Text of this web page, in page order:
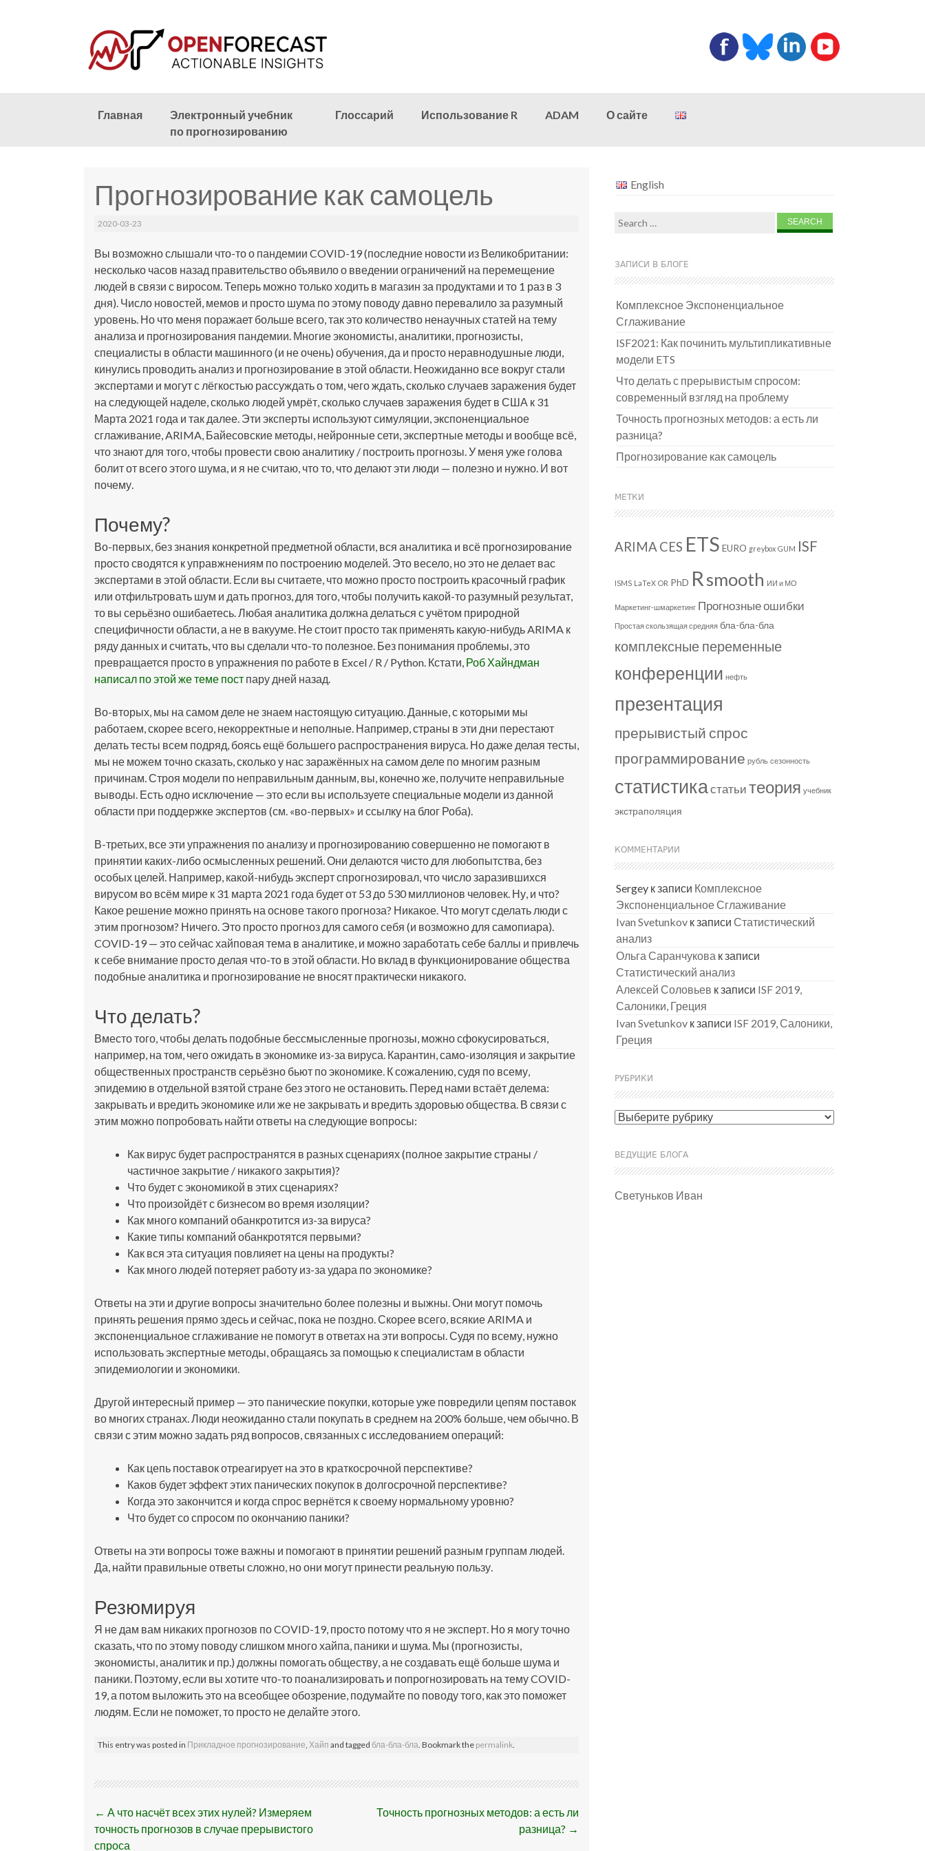
Skip
Главная
Электронный учебник
по прогнозированию
Глоссарий Использование R ADAM О сайте
Прогнозирование как самоцель
2020-03-23
Вы возможно слышали что-то о пандемии COVID-19 (последние новости из Великобритании:
несколько часов назад правительство объявило о введении ограничений на перемещение
людей в связи с виросом. Теперь можно только ходить в магазин за продуктами и то 1 раз в 3
дня). Число новостей, мемов и просто шума по этому поводу давно перевалило за разумный
уровень. Но что меня поражает больше всего, так это количество ненаучных статей на тему
анализа и прогнозирования пандемии. Многие экономисты, аналитики, прогнозисты,
специалисты в области машинного (и не очень) обучения, да и просто неравнодушные люди,
кинулись проводить анализ и прогнозирование в этой области. Неожиданно все вокруг стали
экспертами и могут с лёгкостью рассуждать о том, чего ждать, сколько случаев заражения будет
на следующей наделе, сколько людей умрёт, сколько случаев заражения будет в США к 31
Марта 2021 года и так далее. Эти эксперты используют симуляции, экспоненциальное
сглаживание, ARIMA, Байесовские методы, нейронные сети, экспертные методы и вообще всё,
что знают для того, чтобы провести свою аналитику / построить прогнозы. У меня уже голова
болит от всего этого шума, и я не считаю, что то, что делают эти люди — полезно и нужно. И вот
почему.
Почему?
Во-первых, без знания конкретной предметной области, вся аналитика и всё прогнозирование
просто сводятся к управжнениям по построению моделей. Это весело, но это не делает вас
экспертами в этой области. Если вы считаете, что можно просто построить красочный график
или отфильтровать шум и дать прогноз, для того, чтобы получить какой-то разумный результат,
то вы серьёзно ошибаетесь. Любая аналитика должна делаться с учётом природной
специфичности области, а не в вакууме. Не стоит просто так применять какую-нибудь ARIMA к
ряду данных и считать, что вы сделали что-то полезное. Без понимания проблемы, это
превращается просто в упражнения по работе в Excel / R / Python. Кстати, Роб Хайндман
написал по этой же теме пост пару дней назад.
Во-вторых, мы на самом деле не знаем настоящую ситуацию. Данные, с которыми мы
работаем, скорее всего, некорректные и неполные. Например, страны в эти дни перестают
делать тесты всем подряд, боясь ещё большего распространения вируса. Но даже делая тесты,
мы не можем точно сказать, сколько у нас заражённых на самом деле по многим разным
причинам. Строя модели по неправильным данным, вы, конечно же, получите неправильные
выводы. Есть одно исключение — это если вы используете специальные модели из данной
области при поддержке экспертов (см. «во-первых» и ссылку на блог Роба).
В-третьих, все эти упражнения по анализу и прогнозированию совершенно не помогают в
принятии каких-либо осмысленных решений. Они делаются чисто для любопытства, без
особых целей. Например, какой-нибудь эксперт спрогнозировал, что число заразившихся
вирусом во всём мире к 31 марта 2021 года будет от 53 до 530 миллионов человек. Ну, и что?
Какое решение можно принять на основе такого прогноза? Никакое. Что могут сделать люди с
этим прогнозом? Ничего. Это просто прогноз для самого себя (и возможно для самопиара).
COVID-19 — это сейчас хайповая тема в аналитике, и можно заработать себе баллы и привлечь
к себе внимание просто делая что-то в этой области. Но вклад в функционирование общества
подобные аналитика и прогнозирование не вносят практически никакого.
Что делать?
Вместо того, чтобы делать подобные бессмысленные прогнозы, можно сфокусироваться,
например, на том, чего ожидать в экономике из-за вируса. Карантин, само-изоляция и закрытие
общественных пространств серьёзно бьют по экономике. К сожалению, судя по всему,
эпидемию в отдельной взятой стране без этого не остановить. Перед нами встаёт делема:
закрывать и вредить экономике или же не закрывать и вредить здоровью общества. В связи с
этим можно попробовать найти ответы на следующие вопросы:
Как вирус будет распространятся в разных сценариях (полное закрытие страны /
частичное закрытие / никакого закрытия)?
Что будет с экономикой в этих сценариях?
Что произойдёт с бизнесом во время изоляции?
Как много компаний обанкротится из-за вируса?
Какие типы компаний обанкротятся первыми?
Как вся эта ситуация повлияет на цены на продукты?
Как много людей потеряет работу из-за удара по экономике?
Ответы на эти и другие вопросы значительно более полезны и выжны. Они могут помочь
принять решения прямо здесь и сейчас, пока не поздно. Скорее всего, всякие ARIMA и
экспоненциальное сглаживание не помогут в ответах на эти вопросы. Судя по всему, нужно
использовать экспертные методы, обращаясь за помощью к специалистам в области
эпидемиологии и экономики.
Другой интересный пример — это панические покупки, которые уже повредили цепям поставок
во многих странах. Люди неожиданно стали покупать в среднем на 200% больше, чем обычно. В
связи с этим можно задать ряд вопросов, связанных с исследованием операций:
Как цепь поставок отреагирует на это в краткосрочной перспективе?
Каков будет эффект этих панических покупок в долгосрочной перспективе?
Когда это закончится и когда спрос вернётся к своему нормальному уровню?
Что будет со спросом по окончанию паники?
Ответы на эти вопросы тоже важны и помогают в принятии решений разным группам людей.
Да, найти правильные ответы сложно, но они могут принести реальную пользу.
Резюмируя
Я не дам вам никаких прогнозов по COVID-19, просто потому что я не эксперт. Но я могу точно
сказать, что по этому поводу слишком много хайпа, паники и шума. Мы (прогнозисты,
экономисты, аналитик и пр.) должны помогать обществу, а не создавать ещё больше шума и
паники. Поэтому, если вы хотите что-то поанализировать и попрогнозировать на тему COVID-
19, а потом выложить это на всеобщее обозрение, подумайте по поводу того, как это поможет
людям. Если не поможет, то просто не делайте этого.
This entry was posted in Прикладное прогнозирование, Хайп and tagged бла-бла-бла. Bookmark the permalink.
Post
navigation
← А что насчёт всех этих нулей? Измеряем
точность прогнозов в случае прерывистого
спроса
Точность прогнозных методов: а есть ли
разница? →
English
Search
ЗАПИСИ В БЛОГЕ
Комплексное Экспоненциальное
Сглаживание
ISF2021: Как починить мультипликативные
модели ETS
Что делать с прерывистым спросом:
современный взгляд на проблему
Точность прогнозных методов: а есть ли
разница?
Прогнозирование как самоцель
МЕТКИ
ARIMA CES ETS EURO greybox GUM ISF
ISMS LaTeX OR PhD Rsmooth ИИ и МО
Маркетинг-шмаркетинг Прогнозные ошибки
Простая скользящая средняя бла-бла-бла
комплексные переменные
конференции нефть
презентация
прерывистый спрос
программирование рубль сезонность
статистикастатьитеория учебник
экстраполяция
КОММЕНТАРИИ
Sergey к записи Комплексное
Экспоненциальное Сглаживание
Ivan Svetunkov к записи Статистический
анализ
Ольга Саранчукова к записи
Статистический анализ
Алексей Соловьев к записи ISF 2019,
Салоники, Греция
Ivan Svetunkov к записи ISF 2019, Салоники,
Греция
РУБРИКИ
Рубрики
ВЕДУЩИЕ БЛОГА
Светуньков Иван